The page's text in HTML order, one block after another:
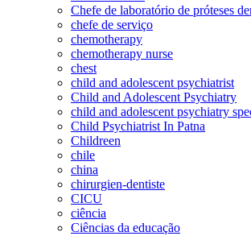
Chefe de laboratório de próteses
chefe de serviço
chemotherapy
chemotherapy nurse
chest
child and adolescent psychiatrist
Child and Adolescent Psychiatry
child and adolescent psychiatry
Child Psychiatrist In Patna
Childreen
chile
china
chirurgien-dentiste
CICU
ciência
Ciências da educação